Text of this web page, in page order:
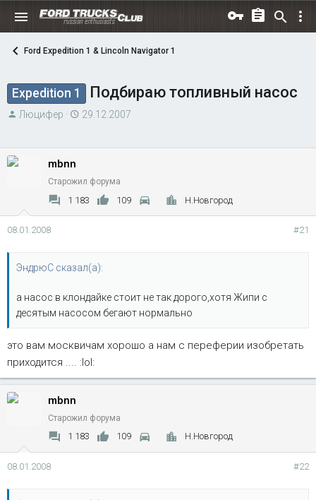
Ford Expedition 1 & Lincoln Navigator 1
Expedition 1 Подбираю топливный насос
А
Люцифер
Д
ч
29.12.2007
mbnn
Старожил форума
1 183 109 Н.Новгород
08.01.2008 #21
ЭндрюС сказал(а):
а насос в клондайке стоит не так дорого,хотя Жипи с
десятым насосом бегают нормально
это вам москвичам хорошо а нам с переферии изобретать
приходится .... :lol:
mbnn
Старожил форума
1 183 109 Н.Новгород
08.01.2008 #22